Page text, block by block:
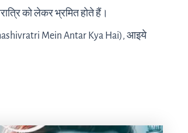
को लेकर भ्रमित होते हैं।
Mein Antar Kya Hai), आइये